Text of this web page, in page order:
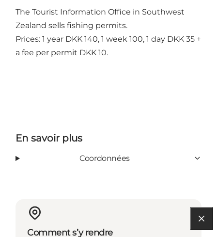
The Tourist Information Office in Southwest
Zealand sells fishing permits.
Prices: 1 year DKK 140, 1 week 100, 1 day DKK 35 +
a fee per permit DKK 10.
En savoir plus
Coordonnées
Comment s’y rendre